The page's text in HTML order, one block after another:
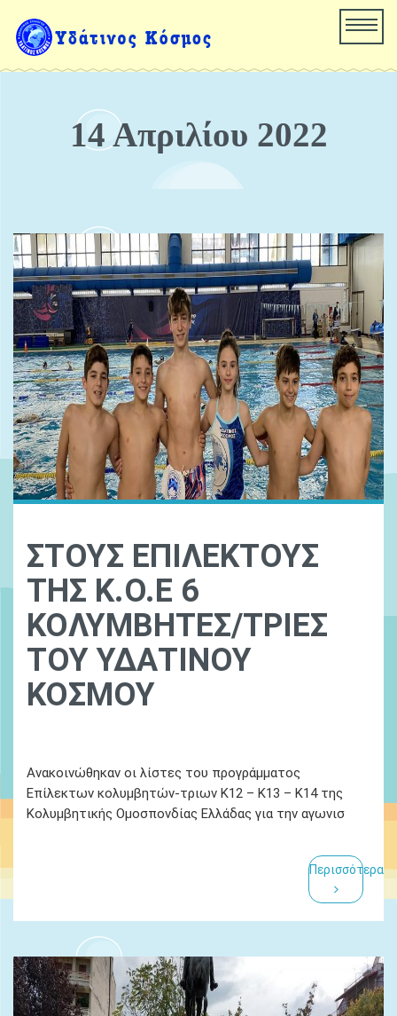
14 Απριλίου 2022
ΣΤΟΥΣ ΕΠΙΛΕΚΤΟΥΣ
ΤΗΣ Κ.Ο.Ε 6
ΚΟΛΥΜΒΗΤΕΣ/ΤΡΙΕΣ
ΤΟΥ ΥΔΑΤΙΝΟΥ
ΚΟΣΜΟΥ
Ανακοινώθηκαν οι λίστες του προγράμματος
Επίλεκτων κολυμβητών-τριων Κ12 – Κ13 – Κ14 της
Κολυμβητικής Ομοσπονδίας Ελλάδας για την αγωνισ
Περισσότερα